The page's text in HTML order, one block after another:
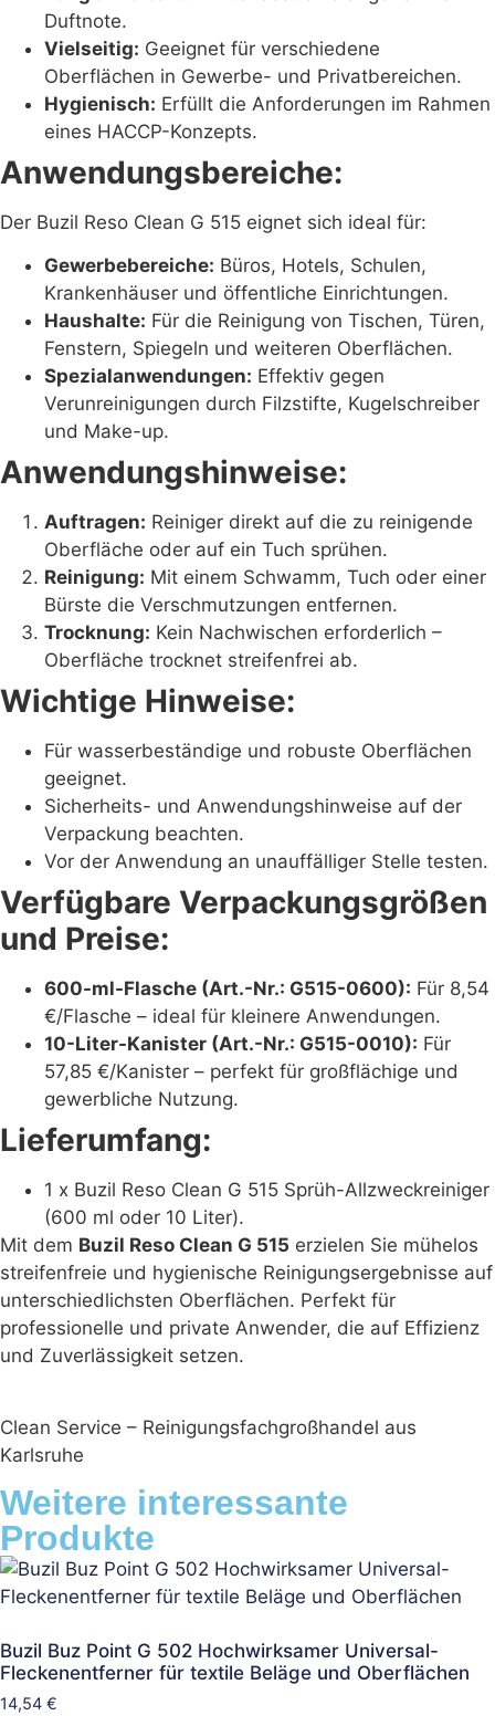
Duftnote.
Vielseitig: Geeignet für verschiedene
Oberflächen in Gewerbe- und Privatbereichen.
Hygienisch: Erfüllt die Anforderungen im Rahmen
eines HACCP-Konzepts.
Anwendungsbereiche:
Der Buzil Reso Clean G 515 eignet sich ideal für:
Gewerbebereiche: Büros, Hotels, Schulen,
Krankenhäuser und öffentliche Einrichtungen.
Haushalte: Für die Reinigung von Tischen, Türen,
Fenstern, Spiegeln und weiteren Oberflächen.
Spezialanwendungen: Effektiv gegen
Verunreinigungen durch Filzstifte, Kugelschreiber
und Make-up.
Anwendungshinweise:
Auftragen: Reiniger direkt auf die zu reinigende
Oberfläche oder auf ein Tuch sprühen.
Reinigung: Mit einem Schwamm, Tuch oder einer
Bürste die Verschmutzungen entfernen.
Trocknung: Kein Nachwischen erforderlich –
Oberfläche trocknet streifenfrei ab.
Wichtige Hinweise:
Für wasserbeständige und robuste Oberflächen
geeignet.
Sicherheits- und Anwendungshinweise auf der
Verpackung beachten.
Vor der Anwendung an unauffälliger Stelle testen.
Verfügbare Verpackungsgrößen
und Preise:
600-ml-Flasche (Art.-Nr.: G515-0600): Für 8,54
€/Flasche – ideal für kleinere Anwendungen.
10-Liter-Kanister (Art.-Nr.: G515-0010): Für
57,85 €/Kanister – perfekt für großflächige und
gewerbliche Nutzung.
Lieferumfang:
1 x Buzil Reso Clean G 515 Sprüh-Allzweckreiniger
(600 ml oder 10 Liter).
Mit dem Buzil Reso Clean G 515 erzielen Sie mühelos
streifenfreie und hygienische Reinigungsergebnisse auf
unterschiedlichsten Oberflächen. Perfekt für
professionelle und private Anwender, die auf Effizienz
und Zuverlässigkeit setzen.
Clean Service – Reinigungsfachgroßhandel aus
Karlsruhe
Weitere interessante
Produkte
Buzil Buz Point G 502 Hochwirksamer Universal-
Fleckenentferner für textile Beläge und Oberflächen
14,54 €